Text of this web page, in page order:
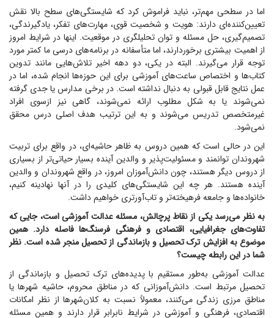
اما در سطحی مهم‌تر، نباید فراموش کرد که شایستگی‌های سطح بالا نقش
تعیین‌کننده‌ای دارند: هویت و شخصیت قوی، مهارت‌های تفکر، یادگیرندگی،
تصمیم‌گیری، حل مسئله و توان تحلیلگری در موقعیت. اینها در شرایط امروز
از اهمیت بیشتری برخوردارند، اما متأسفانه در برنامه‌های درسی ما کمتر مورد
توجه قرار می‌گیرند. البته در یکی، دو دهه اخیر تلاش‌هایی مانند تدوین
کتاب‌ها و اختصاص ساعت‌های آموزشی برای این حوزه‌ها انجام شده، اما در
عمل نتایج قابل قبولی به دنبال نداشته است. در برخی مدارس یا جدی گرفته
نمی‌شوند یا به شکل مطلوب ارائه نمی‌شوند، گاهی نیز ازسوی افراد
غیرمتخصص تدریس می‌شوند و به این ترتیب هدف اصلی درس محقق
نمی‌شود.
این در حالی است که همین دروس به ظاهر حاشیه‌ای، در واقع برای تربیت
شهروندان توانمند و مسئولیت‌پذیر و والدین آینده بسیار حیاتی‌تر از بسیاری
از دروس دیگر هستند، چون دانش‌آموزان امروز، در واقع شهروندان و والدین
آینده هستند. هر چه این شایستگی‌های کلیدی را در آنها نهادینه کنیم،
خانواده‌ها و جامعه فرهیخته‌تر و تاب‌آورتری خواهیم داشت.
به نظر می‌رسد یکی از نقاط پرچالش، مسئله عدالت آموزشی است، جایی که
تفاوت‌های جغرافیایی، اقتصادی و فرهنگی فرسنگ‌ها فاصله دارد. همین
موضوع به افزایش ترک تحصیل و بازماندگی از تحصیل منجر شده است. نظر
شما در این رابطه چیست؟
عدالت آموزشی به‌طور مستقیم با پدیده‌های ترک تحصیل و بازماندگی از
تحصیل مرتبط است. دانش‌آموزانی که در مناطق محروم، حاشیه شهر‌ها یا
مناطق مرزی زندگی می‌کنند، معمولاً نسبت به کلان‌شهر‌ها از نظر امکانات
اقتصادی، فرهنگی و آموزشی در شرایط نابرابر قرار دارند و همین مسئله